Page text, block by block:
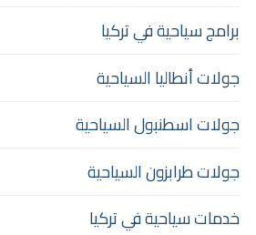
برامج سياحية في تركيا
جولات أنطاليا السياحية
جولات اسطنبول السياحية
جولات طرابزون السياحية
خدمات سياحية في تركيا